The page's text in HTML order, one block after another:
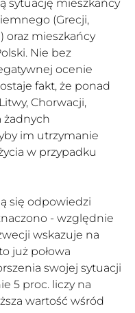
sytuację mieszkańcy
(Grecji,
oraz mieszkańcy
Nie bez
ocenie
fakt, że ponad
Chorwacji,
żadnych
im utrzymanie
w przypadku
się odpowiedzi
- względnie
wskazuje na
już połowa
swojej sytuacji
5 proc. liczy na
wartość wśród